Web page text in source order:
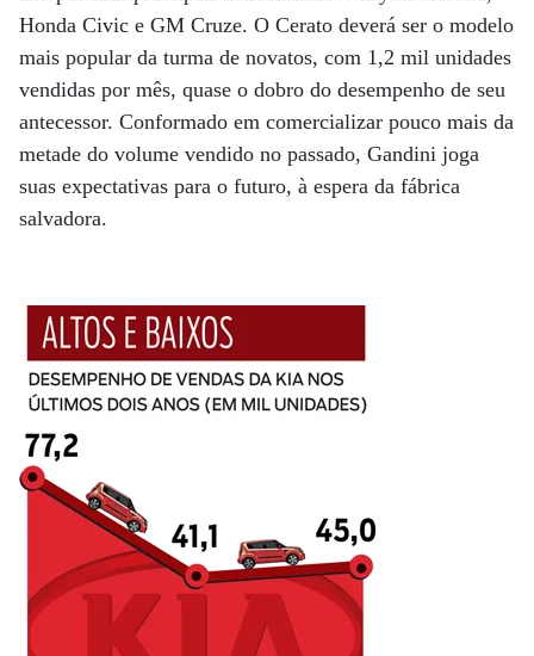
Honda Civic e GM Cruze. O Cerato deverá ser o modelo
mais popular da turma de novatos, com 1,2 mil unidades
vendidas por mês, quase o dobro do desempenho de seu
antecessor. Conformado em comercializar pouco mais da
metade do volume vendido no passado, Gandini joga
suas expectativas para o futuro, à espera da fábrica
salvadora.